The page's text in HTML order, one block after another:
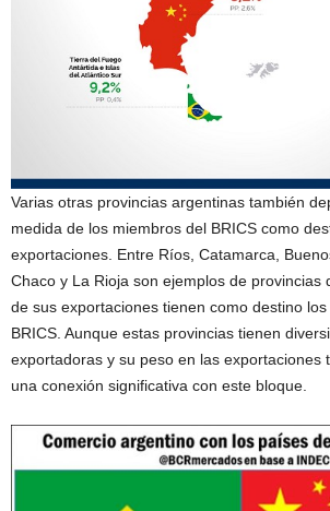
Varias otras provincias argentinas también
medida de los miembros del BRICS como
exportaciones. Entre Ríos, Catamarca,
Chaco y La Rioja son ejemplos de provincias
de sus exportaciones tienen como destino
BRICS. Aunque estas provincias tienen
exportadoras y su peso en las exportaciones
una conexión significativa con este bloque.